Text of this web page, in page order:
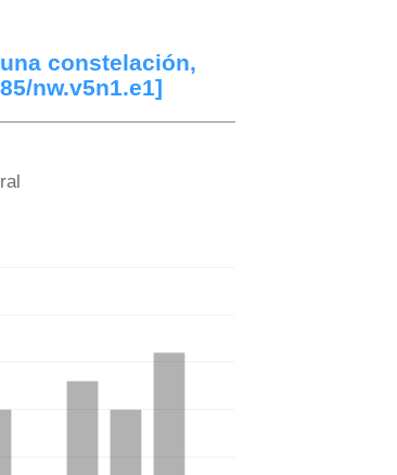
constelación,
nw.v5n1.e1]